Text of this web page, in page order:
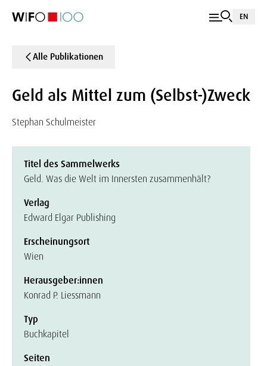
EN
Alle Publikationen
Geld als Mittel zum (Selbst-)Zweck
Stephan Schulmeister
Titel des Sammelwerks
Geld. Was die Welt im Innersten zusammenhält?
Verlag
Edward Elgar Publishing
Erscheinungsort
Wien
Herausgeber:innen
Konrad P. Liessmann
Typ
Buchkapitel
Seiten